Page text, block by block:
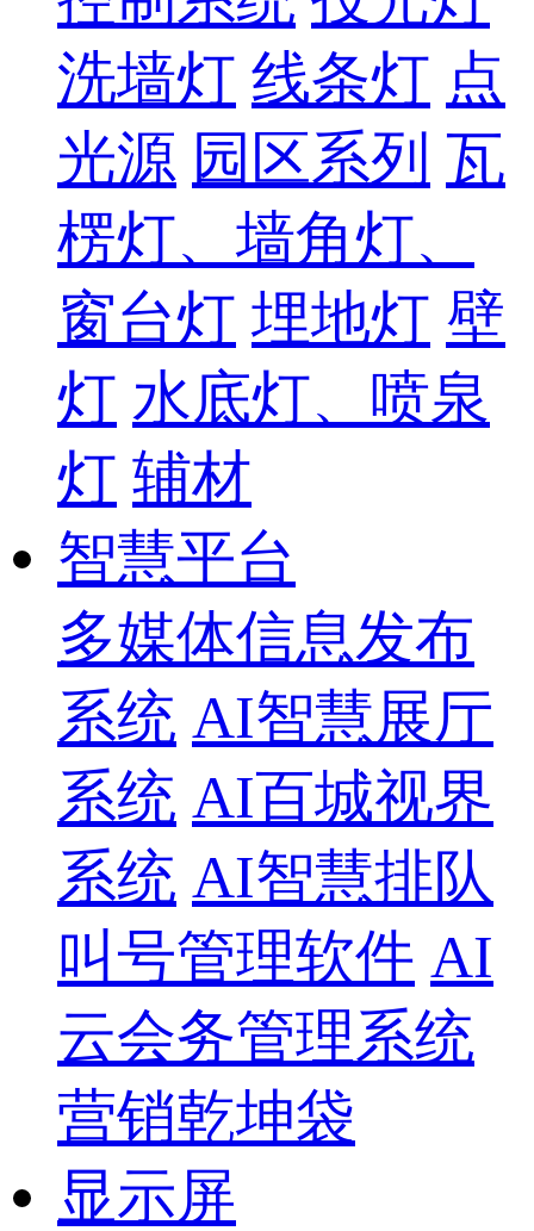
洗墙灯 线条灯 点
光源 园区系列 瓦
楞灯、墙角灯、
窗台灯 埋地灯 壁
灯 水底灯、喷泉
灯 辅材
智慧平台
多媒体信息发布
系统 AI智慧展厅
系统 AI百城视界
系统 AI智慧排队
叫号管理软件 AI
云会务管理系统
营销乾坤袋
显示屏